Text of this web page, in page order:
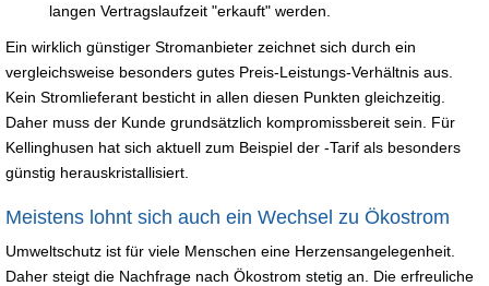
langen Vertragslaufzeit "erkauft" werden.
Ein wirklich günstiger Stromanbieter zeichnet sich durch ein
vergleichsweise besonders gutes Preis-Leistungs-Verhältnis aus.
Kein Stromlieferant besticht in allen diesen Punkten gleichzeitig.
Daher muss der Kunde grundsätzlich kompromissbereit sein. Für
Kellinghusen hat sich aktuell zum Beispiel der -Tarif als besonders
günstig herauskristallisiert.
Meistens lohnt sich auch ein Wechsel zu Ökostrom
Umweltschutz ist für viele Menschen eine Herzensangelegenheit.
Daher steigt die Nachfrage nach Ökostrom stetig an. Die erfreuliche